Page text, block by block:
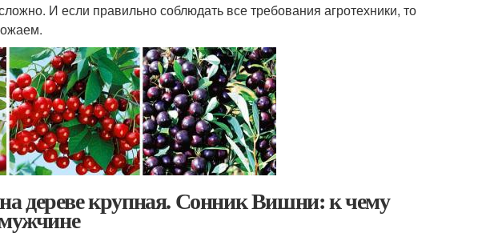
И если правильно соблюдать все требования агротехники, то
дереве крупная. Сонник Вишни: к чему